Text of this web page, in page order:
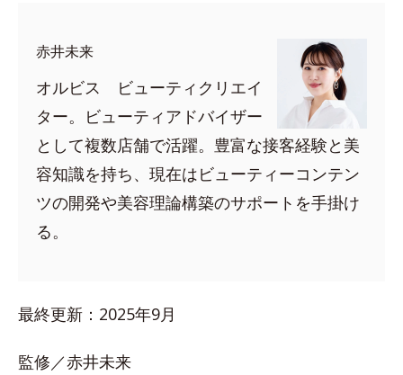
赤井未来
オルビス ビューティクリエイ
ター。ビューティアドバイザー
として複数店舗で活躍。豊富な接客経験と美
容知識を持ち、現在はビューティーコンテン
ツの開発や美容理論構築のサポートを手掛け
る。
最終更新：2025年9月
監修／赤井未来